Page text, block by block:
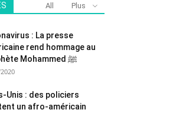
All Plus
: La presse
rend hommage au
Prophète Mohammed ﷺ
Unis : des policiers
un afro-américain